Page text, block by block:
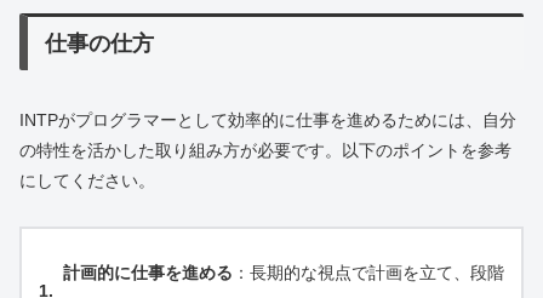
仕事の仕方
INTPがプログラマーとして効率的に仕事を進めるためには、自分
の特性を活かした取り組み方が必要です。以下のポイントを参考
にしてください。
計画的に仕事を進める ：長期的な視点で計画を立て、段階